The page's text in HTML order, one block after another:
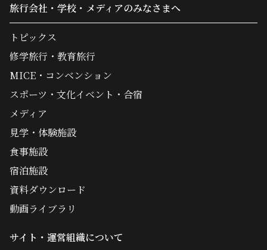
旅行会社・学校・メディアのみなさまへ
トピックス
修学旅行・教育旅行
MICE・コンベンション
スポーツ・文化イベント・合宿
メディア
見学・体験施設
食事施設
宿泊施設
資料ダウンロード
動画ライブラリ
サイト・運営組織について